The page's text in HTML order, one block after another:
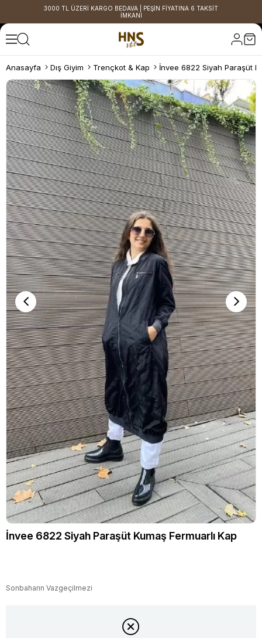
3000 TL ÜZERİ KARGO BEDAVA | PEŞİN FİYATINA 6 TAKSİT
İMKANI
Anasayfa Dış Giyim Trençkot & Kap İnvee 6822 Siyah Paraşüt
İnvee 6822 Siyah Paraşüt Kumaş Fermuarlı Kap
Sonbaharın Vazgeçilmezi